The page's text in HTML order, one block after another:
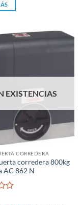
EXISTENCIAS
CORREDERA
corredera 800kg
AC 862 N